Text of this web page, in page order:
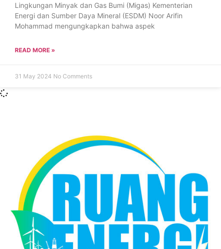
Lingkungan Minyak dan Gas Bumi (Migas) Kementerian
Energi dan Sumber Daya Mineral (ESDM) Noor Arifin
Mohammad mengungkapkan bahwa aspek
READ MORE »
31 May 2024 No Comments